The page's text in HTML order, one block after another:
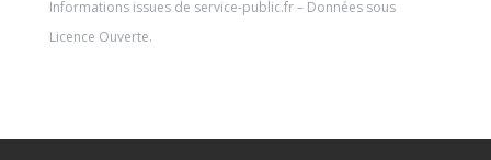
Informations issues de service-public.fr– Données sous
Licence Ouverte.